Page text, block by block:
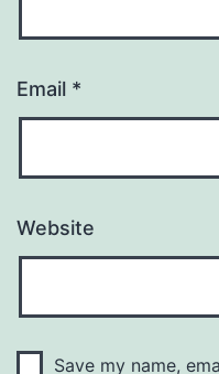
Email *
Website
Save my name,